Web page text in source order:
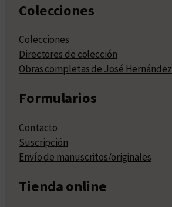
Colecciones
Colecciones
Directores de colección
Obras completas de José Hernández
Formularios
Contacto
Suscripción
Envío de manuscritos/originales
Tienda online